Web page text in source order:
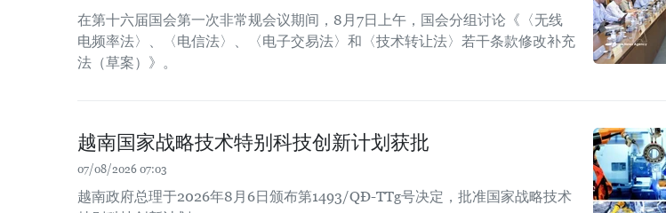
在第十六届国会第一次非常规会议期间，8月7日上午，国会分组讨论《〈无线
电频率法〉、〈电信法〉、〈电子交易法〉和〈技术转让法〉若干条款修改补充
法（草案）》。
越南国家战略技术特别科技创新计划获批
07/08/2026 07:03
越南政府总理于2026年8月6日颁布第1493/QĐ-TTg号决定，批准国家战略技术